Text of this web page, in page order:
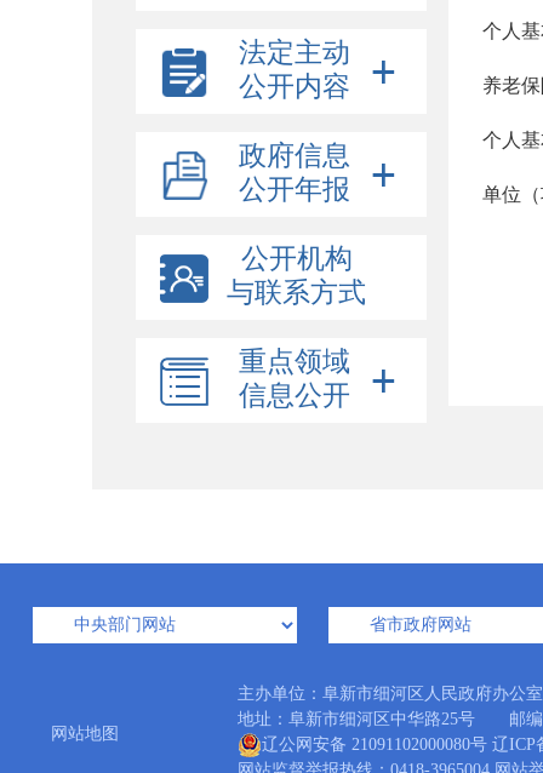
法定主动
公开内容
政府信息
公开年报
公开机构
与联系方式
重点领域
信息公开
个人
养老
个人
单位
网站地图
主办单位：阜新市细河区人民政府办
地址：阜新市细河区中华路25号 邮
辽公网安备 21091102000080号 辽ICP